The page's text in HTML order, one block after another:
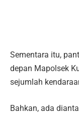
Sementara itu,
depan Mapolsek
sejumlah
Bahkan, ada